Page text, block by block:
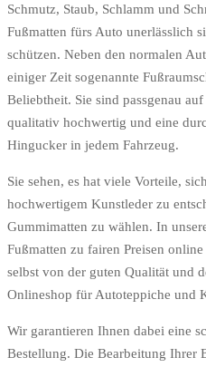
Schmutz, Staub, Schlamm und
Fußmatten fürs Auto unerlässlich
schützen. Neben den normalen
einiger Zeit sogenannte
Beliebtheit. Sie sind passgenau
qualitativ hochwertig und eine
Hingucker in jedem Fahrzeug.
Sie sehen, es hat viele Vorteile,
hochwertigem Kunstleder zu
Gummimatten zu wählen. In
Fußmatten zu fairen Preisen
selbst von der guten Qualität und
Onlineshop für Autoteppiche und
Wir garantieren Ihnen dabei eine
Bestellung. Die Bearbeitung Ihrer